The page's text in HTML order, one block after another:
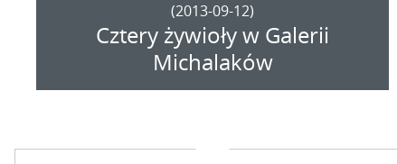
(2013-09-12)
Cztery żywioły w Galerii
Michalaków